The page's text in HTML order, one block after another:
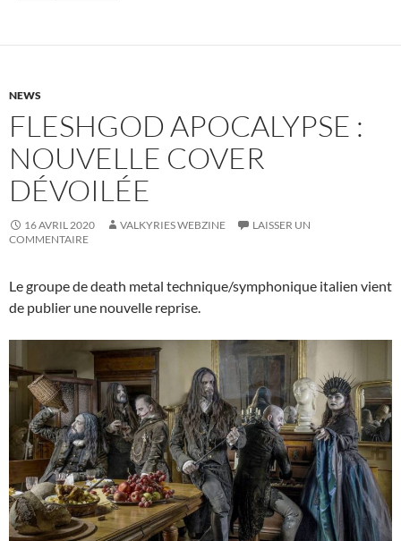
NEWS
FLESHGOD APOCALYPSE :
NOUVELLE COVER
DÉVOILÉE
16 AVRIL 2020 VALKYRIES WEBZINE
LAISSER UN
COMMENTAIRE
Le groupe de death metal technique/symphonique italien vient
de publier une nouvelle reprise.